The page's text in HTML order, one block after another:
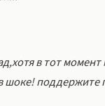
в тот
шоке!